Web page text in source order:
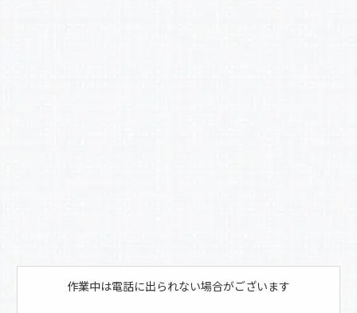
作業中は電話に出られない場合がございます